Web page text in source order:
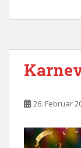
26. Februar